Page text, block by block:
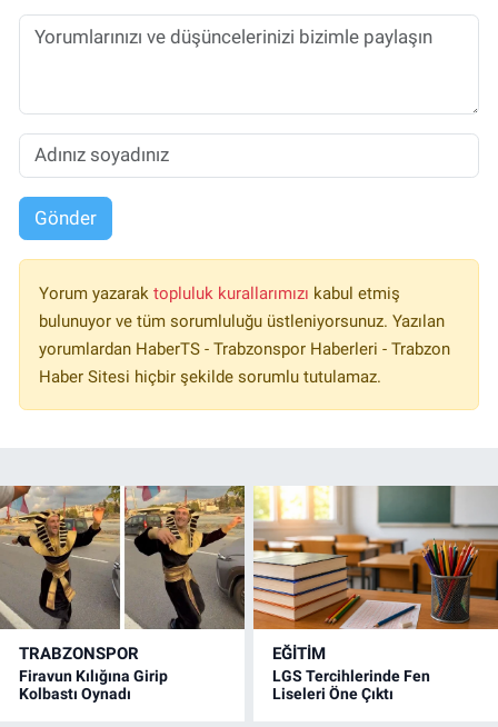
Gönder
Yorum yazarak topluluk kurallarımızı kabul etmiş
bulunuyor ve tüm sorumluluğu üstleniyorsunuz. Yazılan
yorumlardan HaberTS - Trabzonspor Haberleri - Trabzon
Haber Sitesi hiçbir şekilde sorumlu tutulamaz.
TRABZONSPOR
Firavun Kılığına Girip
Kolbastı Oynadı
EĞİTİM
LGS Tercihlerinde Fen
Liseleri Öne Çıktı